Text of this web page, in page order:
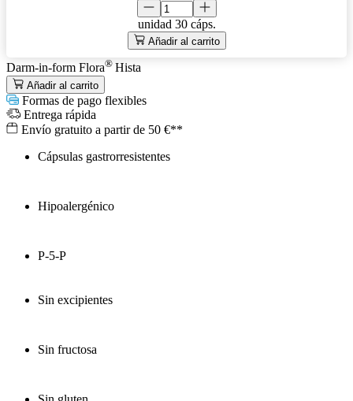
unidad 30 cáps.
Añadir al carrito
Darm-in-form Flora® Hista
Añadir al carrito
Formas de pago flexibles
Entrega rápida
Envío gratuito a partir de 50 €**
Cápsulas gastrorresistentes
Hipoalergénico
P-5-P
Sin excipientes
Sin fructosa